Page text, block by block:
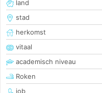
land
stad
herkomst
vitaal
academisch niveau
Roken
job